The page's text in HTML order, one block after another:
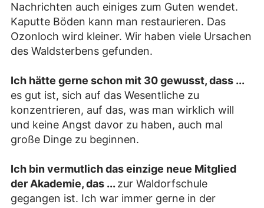
Nachrichten auch einiges zum Guten wendet.
Kaputte Böden kann man restaurieren. Das
Ozonloch wird kleiner. Wir haben viele Ursachen
des Waldsterbens gefunden.
Ich hätte gerne schon mit 30 gewusst, dass ...
es gut ist, sich auf das Wesentliche zu
konzentrieren, auf das, was man wirklich will
und keine Angst davor zu haben, auch mal
große Dinge zu beginnen.
Ich bin vermutlich das einzige neue Mitglied
der Akademie, das ... zur Waldorfschule
gegangen ist. Ich war immer gerne in der